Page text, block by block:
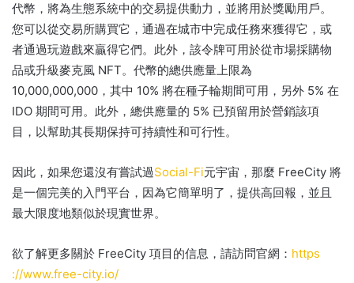
代幣，將為生態系統中的交易提供動力，並將用於獎勵用戶。
您可以從交易所購買它，通過在城市中完成任務來獲得它，或
者通過玩遊戲來贏得它們。 此外，該令牌可用於從市場採購物
品或升級麥克風 NFT。 代幣的總供應量上限為
10,000,000,000，其中 10% 將在種子輪期間可用，另外 5% 在
IDO 期間可用。 此外，總供應量的 5% 已預留用於營銷該項
目，以幫助其長期保持可持續性和可行性。
因此，如果您還沒有嘗試過Social-Fi元宇宙，那麼 FreeCity 將
是一個完美的入門平台，因為它簡單明了，提供高回報，並且
最大限度地類似於現實世界。
欲了解更多關於 FreeCity 項目的信息，請訪問官網： https
://www.free-city.io/